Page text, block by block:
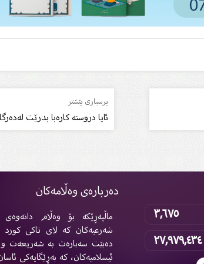
پرسیاری پێشتر
ئایا دروستە کارەبا بدرێت
٣,٦٧٥
٢٧,٩٧٩,٤٣٤
دەربارەی وەڵامەکان
ماڵپەڕێکە بۆ وەڵام دانەوەی
شەرعیەکان کە لای تاکی
دەبێت سەبارەت بە شەریعەت
ئیسلامیەکان، کە بەڕێگایەکی